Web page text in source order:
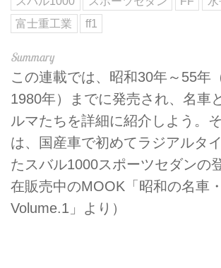
富士重工業
ff1
この連載では、昭和30年～55年
1980年）までに発売され、名車
ルマたちを詳細に紹介しよう。
は、国産車で初めてラジアルタ
たスバル1000スポーツセダンの
在販売中のMOOK「昭和の名車
Volume.1」より）